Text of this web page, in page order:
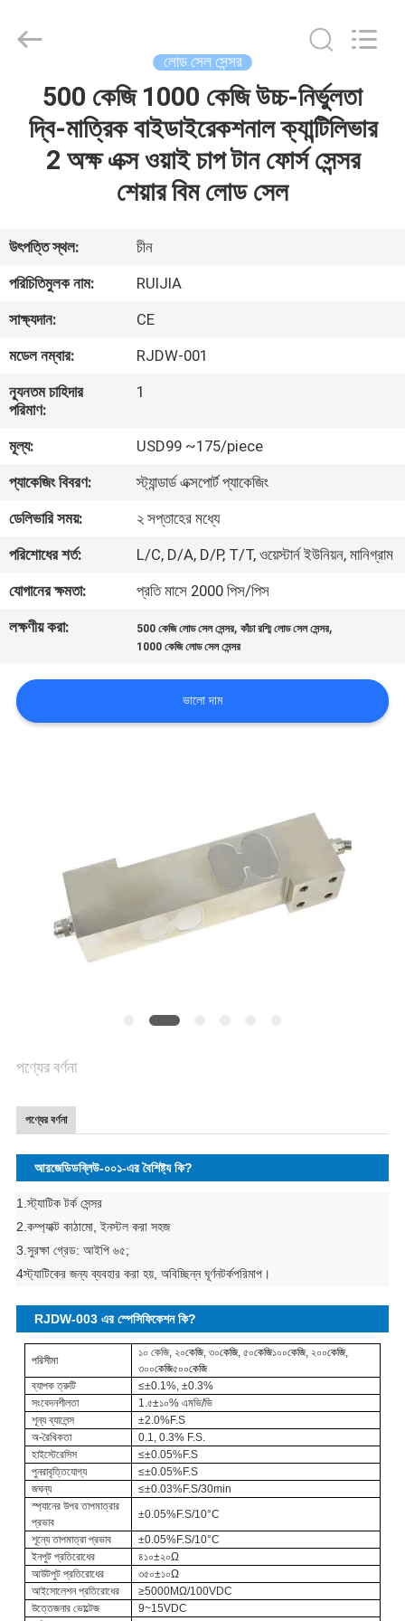
আমাদের
কারখানা
ভ্রমণ
মান
নিয়ন্ত্রণ
যোগাযোগ
উদ্ধৃতির
আবেদন
Instruments
লোড সেল সেন্সর
500 কেজি 1000 কেজি উচ্চ-নির্ভুলতা
দ্বি-মাত্রিক বাইডাইরেকশনাল ক্যান্টিলিভার
2 অক্ষ এক্স ওয়াই চাপ টান ফোর্স সেন্সর
শেয়ার বিম লোড সেল
উৎপত্তি স্থল:
চীন
পরিচিতিমুলক নাম:
RUIJIA
সাক্ষ্যদান:
CE
মডেল নম্বার:
RJDW-001
ন্যূনতম চাহিদার
পরিমাণ:
1
মূল্য:
USD99 ~175/piece
প্যাকেজিং বিবরণ:
স্ট্যান্ডার্ড এক্সপোর্ট প্যাকেজিং
ডেলিভারি সময়:
২ সপ্তাহের মধ্যে
পরিশোধের শর্ত:
L/C, D/A, D/P, T/T, ওয়েস্টার্ন ইউনিয়ন, মানিগ্রাম
যোগানের ক্ষমতা:
প্রতি মাসে 2000 পিস/পিস
লক্ষণীয় করা:
500 কেজি লোড সেল সেন্সর,কাঁচা রশ্মি লোড সেল সেন্সর,
1000 কেজি লোড সেল সেন্সর
ভালো দাম
পণ্যের বর্ণনা
পণ্যের বর্ণনা
আরজেডিডব্লিউ-০০১-এর বৈশিষ্ট্য কি?
1.স্ট্যাটিক টর্ক সেন্সর
2. কম্প্যাক্ট কাঠামো, ইনস্টল করা সহজ
3. সুরক্ষা গ্রেড: আইপি ৬৫;
4স্ট্যাটিকের জন্য ব্যবহার করা হয়, অবিচ্ছিন্ন ঘূর্ণনটর্কপরিমাপ।
RJDW-003 এর স্পেসিফিকেশন কি?
পরিসীমা
১০ কেজি, ২০কেজি, ৩০কেজি, ৫০কেজি১০০কেজি, ২০০কেজি,
৩০০কেজি৫০০কেজি
ব্যাপক ত্রুটি
≤±0.1%, ±0.3%
সংবেদনশীলতা
1.৫±১০% এমভি/ভি
শূন্য ব্যালেন্স
±2.0%F.S
অ-রৈখিকতা
0.1, 0.3% F.S.
হাইস্টেরেসিস
≤±0.05%F.S
পুনরাবৃত্তিযোগ্য
≤±0.05%F.S
জঘন্য
≤±0.03%F.S/30min
স্প্যানের উপর তাপমাত্রার
প্রভাব
±0.05%F.S/10°C
শূন্যে তাপমাত্রা প্রভাব
±0.05%F.S/10°C
ইনপুট প্রতিরোধের
৪১০±২০Ω
আউটপুট প্রতিরোধের
৩৫০±১০Ω
আইসোলেশন প্রতিরোধের
≥5000MΩ/100VDC
উত্তেজনার ভোল্টেজ
9~15VDC